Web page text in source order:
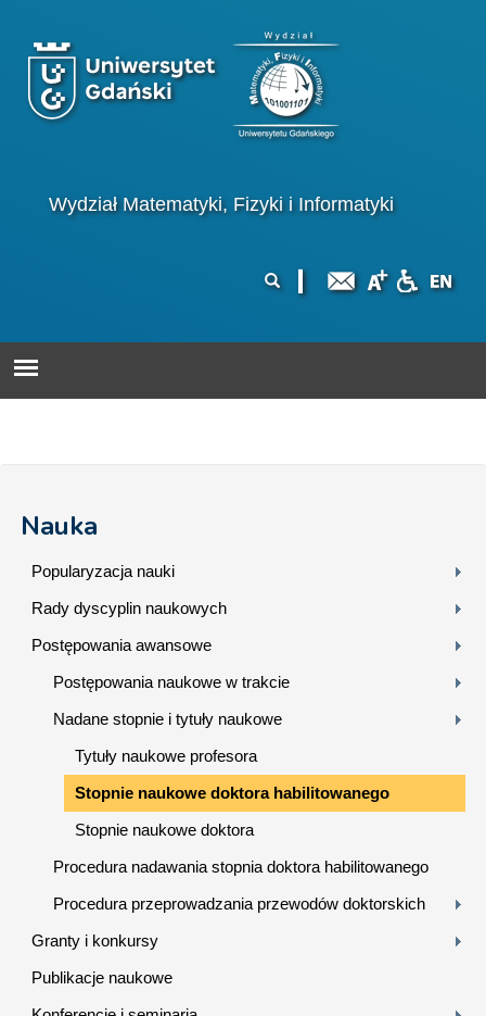
Wydział Matematyki, Fizyki i Informatyki
wyszukiwania
Nauka
Popularyzacja nauki
Rady dyscyplin naukowych
Postępowania awansowe
Postępowania naukowe w trakcie
Nadane stopnie i tytuły naukowe
Tytuły naukowe profesora
Stopnie naukowe doktora habilitowanego
Stopnie naukowe doktora
Procedura nadawania stopnia doktora habilitowanego
Procedura przeprowadzania przewodów doktorskich
Granty i konkursy
Publikacje naukowe